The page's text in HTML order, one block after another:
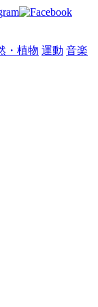
・植物 運動 音楽